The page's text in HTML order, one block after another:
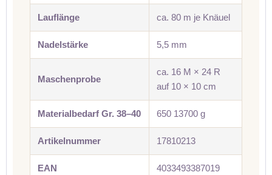
Lauflänge ca. 80 m je Knäuel
Nadelstärke 5,5 mm
Maschenprobe
ca. 16 M × 24 R
auf 10 × 10 cm
Materialbedarf Gr. 38–40 650 13700 g
Artikelnummer 17810213
EAN 4033493387019